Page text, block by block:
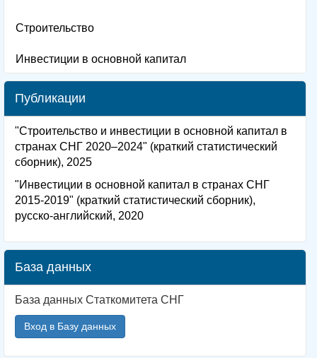
Строительство
Инвестиции в основной капитал
Публикации
"Строительство и инвестиции в основной капитал в
странах СНГ 2020–2024" (краткий статистический
сборник), 2025
"Инвестиции в основной капитал в странах СНГ
2015-2019" (краткий статистический сборник),
русско-английский, 2020
База данных
База данных Статкомитета СНГ
Вход в Базу данных